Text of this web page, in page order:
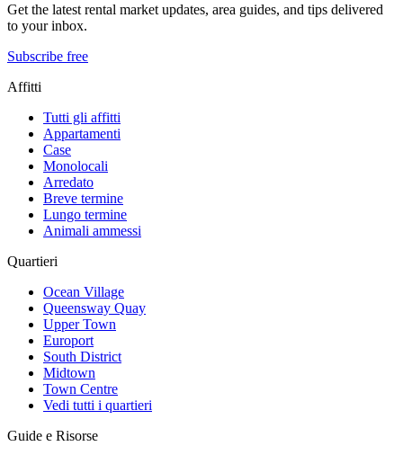
Get the latest rental market updates, area guides, and tips delivered
to your inbox.
Subscribe free
Affitti
Tutti gli affitti
Appartamenti
Case
Monolocali
Arredato
Breve termine
Lungo termine
Animali ammessi
Quartieri
Ocean Village
Queensway Quay
Upper Town
Europort
South District
Midtown
Town Centre
Vedi tutti i quartieri
Guide e Risorse